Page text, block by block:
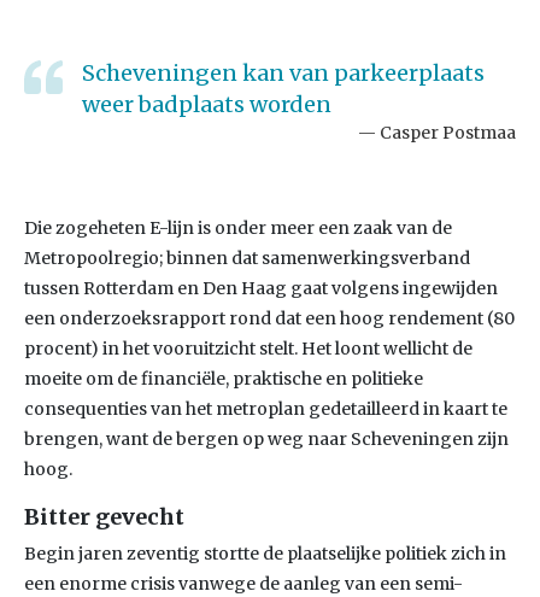
Scheveningen kan van parkeerplaats
weer badplaats worden
Casper Postmaa
Die zogeheten E-lijn is onder meer een zaak van de
Metropoolregio; binnen dat samenwerkingsverband
tussen Rotterdam en Den Haag gaat volgens ingewijden
een onderzoeksrapport rond dat een hoog rendement (80
procent) in het vooruitzicht stelt. Het loont wellicht de
moeite om de financiële, praktische en politieke
consequenties van het metroplan gedetailleerd in kaart te
brengen, want de bergen op weg naar Scheveningen zijn
hoog.
Bitter gevecht
Begin jaren zeventig stortte de plaatselijke politiek zich in
een enorme crisis vanwege de aanleg van een semi-